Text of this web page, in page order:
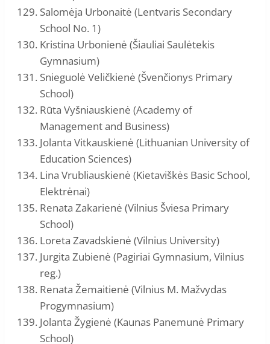
Salomėja Urbonaitė (Lentvaris Secondary
School No. 1)
Kristina Urbonienė (Šiauliai Saulėtekis
Gymnasium)
Snieguolė Veličkienė (Švenčionys Primary
School)
Rūta Vyšniauskienė (Academy of
Management and Business)
Jolanta Vitkauskienė (Lithuanian University of
Education Sciences)
Lina Vrubliauskienė (Kietaviškės Basic School,
Elektrėnai)
Renata Zakarienė (Vilnius Šviesa Primary
School)
Loreta Zavadskienė (Vilnius University)
Jurgita Zubienė (Pagiriai Gymnasium, Vilnius
reg.)
Renata Žemaitienė (Vilnius M. Mažvydas
Progymnasium)
Jolanta Žygienė (Kaunas Panemunė Primary
School)